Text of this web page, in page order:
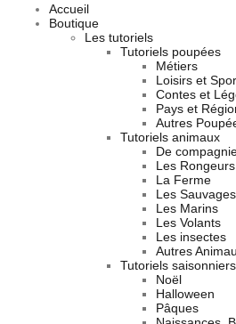
Accueil
Boutique
Les tutoriels
Tutoriels poupées
Métiers
Loisirs et
Contes et
Pays et
Autres
Tutoriels animaux
De
Les Rongeurs
La Ferme
Les Sauvages
Les Marins
Les Volants
Les insectes
Autres
Tutoriels saisonniers
Noël
Halloween
Pâques